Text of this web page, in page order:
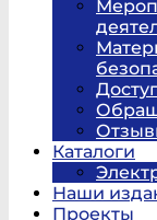
Каталоги
Наши
Проекты